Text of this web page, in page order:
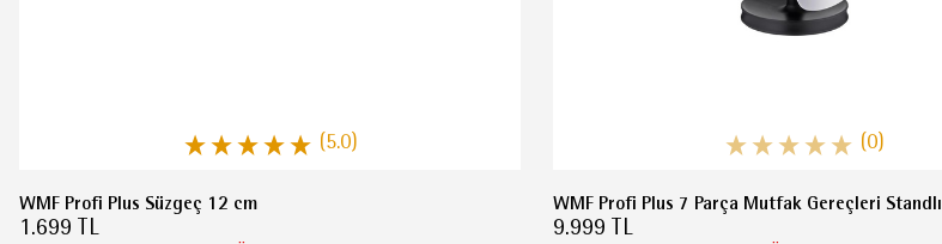
(5.0)
WMF Profi Plus Süzgeç 12 cm
1.699 TL
(0)
WMF Profi Plus 7 Parça Mutfak Gereçleri Standlı
9.999 TL